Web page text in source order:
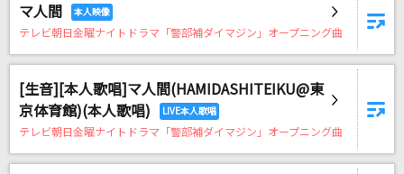
マ人間
テレビ朝日金曜ナイトドラマ「警部補ダイマジン」オープニング曲
[生音][本人歌唱]マ人間(HAMIDASHITEIKU@東
京体育館)(本人歌唱)
テレビ朝日金曜ナイトドラマ「警部補ダイマジン」オープニング曲